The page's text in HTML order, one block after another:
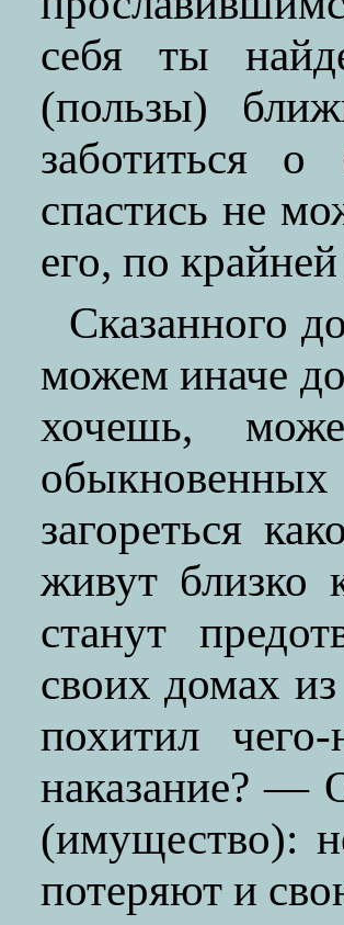
себя ты
(пользы)
заботиться
спастись не
его, по
Сказанного
можем иначе
хочешь,
загореться
живут близко
станут
своих домах
похитил
наказание? —
(имущество):
потеряют и